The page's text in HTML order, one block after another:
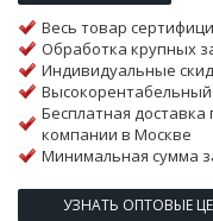
Весь товар
Обработка крупных
Индивидуальные
Бесплатная
компании в Москве
Минимальная сумма
УЗНАТЬ ОПТОВЫЕ